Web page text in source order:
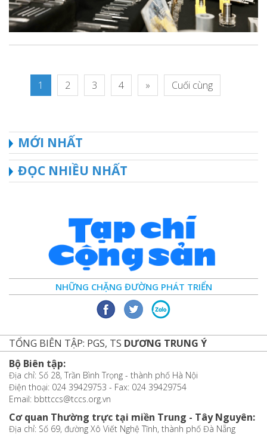
1 2 3 4 » Cuối cùng
MỚI NHẤT
ĐỌC NHIỀU NHẤT
NHỮNG CHẶNG ĐƯỜNG PHÁT TRIỂN
TỔNG BIÊN TẬP: PGS, TS DƯƠNG TRUNG Ý
Bộ Biên tập:
Địa chỉ: Số 28, Trần Bình Trọng - thành phố Hà Nội
Điện thoại: 024 39429753 - Fax: 024 39429754
Email: bbttccs@tccs.org.vn
Cơ quan Thường trực tại miền Trung - Tây Nguyên:
Địa chỉ: Số 69, đường Xô Viết Nghệ Tĩnh, thành phố Đà Nẵng